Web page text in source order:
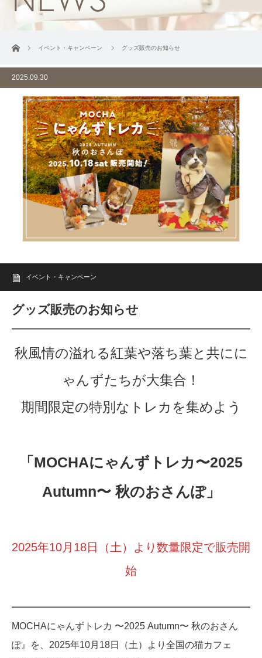
ホーム イベント・キャンペーン グッズ販売のお知らせ
2025.09.30
イベント・キャンペーン
グッズ販売のお知らせ
秋風情の溢れる紅葉や落ち葉と共にに
ゃんずたちが大集合！
期間限定の特別なトレカを集めよう
「MOCHAにゃんずトレカ〜2025
Autumn〜 秋のおさんぽ」
2025年10月18日（土）より数量限定で販売開
始
MOCHAにゃんずトレカ 〜2025 Autumn〜 秋のおさん
ぽ』を、2025年10月18日（土）より全国の猫カフェ